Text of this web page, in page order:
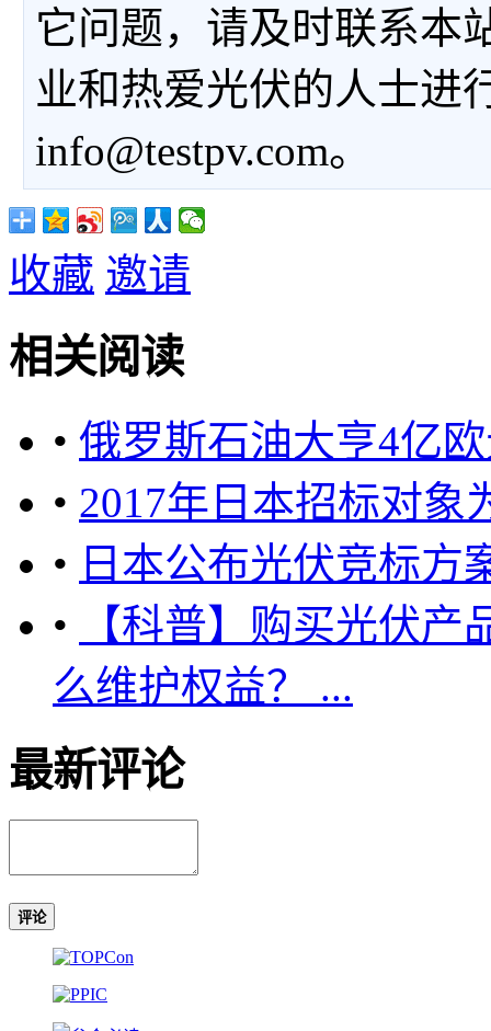
它问题，请及时联系本
业和热爱光伏的人士进
info@testpv.com。
收藏 邀请
相关阅读
• 俄罗斯石油大亨4亿
• 2017年日本招标对象
• 日本公布光伏竞标方
•
【科普】购买光伏
么维护权益？ ...
最新评论
评论